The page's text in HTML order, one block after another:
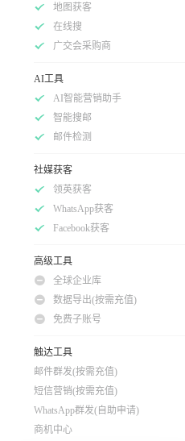
地图获客
在线搜
广交会采购商
AI工具
AI智能营销助手
智能搜邮
邮件检测
社媒获客
领英获客
WhatsApp获客
Facebook获客
高级工具
全球企业库
数据导出(按需充值)
免费子账号
触达工具
邮件群发(按需充值)
短信营销(按需充值)
WhatsApp群发(自助申请)
商机中心